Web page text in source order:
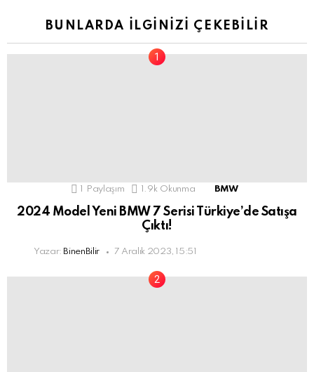
BUNLARDA İLGINIZI ÇEKEBILIR
Paylaşım 1.9k Okunma BMW
2024 Model Yeni BMW 7 Serisi Türkiye’de Satışa
Çıktı!
Yazar: BinenBilir 7 Aralık 2023, 15:51